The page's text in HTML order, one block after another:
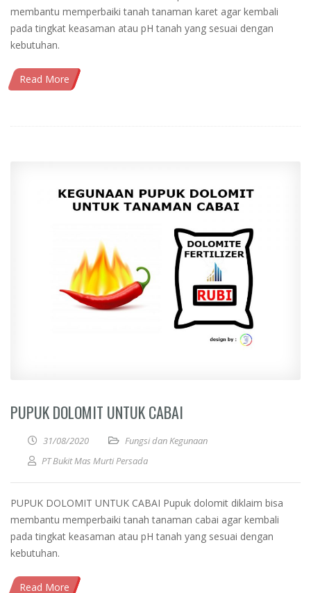
membantu memperbaiki tanah tanaman karet agar kembali
pada tingkat keasaman atau pH tanah yang sesuai dengan
kebutuhan.
Read More
PUPUK DOLOMIT UNTUK CABAI
31/08/2020
Fungsi dan Kegunaan
PT Bukit Mas Murti Persada
PUPUK DOLOMIT UNTUK CABAI Pupuk dolomit diklaim bisa
membantu memperbaiki tanah tanaman cabai agar kembali
pada tingkat keasaman atau pH tanah yang sesuai dengan
kebutuhan.
Read More